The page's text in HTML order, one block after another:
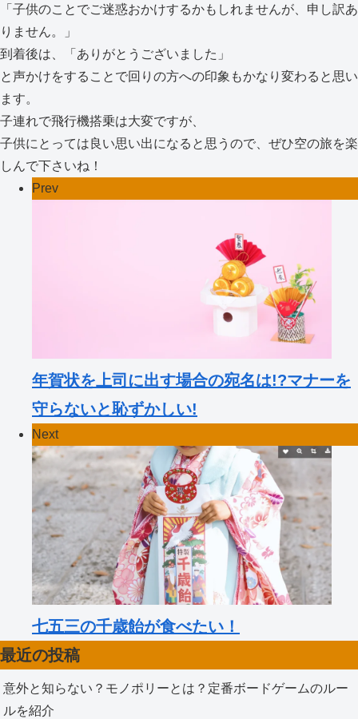
「子供のことでご迷惑おかけするかもしれませんが、申し訳あ
りません。」
到着後は、「ありがとうございました」
と声かけをすることで回りの方への印象もかなり変わると思い
ます。
子連れで飛行機搭乗は大変ですが、
子供にとっては良い思い出になると思うので、ぜひ空の旅を楽
しんで下さいね！
Prev
年賀状を上司に出す場合の宛名は!?マナーを
守らないと恥ずかしい!
Next
七五三の千歳飴が食べたい！
最近の投稿
意外と知らない？モノポリーとは？定番ボードゲームのルー
ルを紹介